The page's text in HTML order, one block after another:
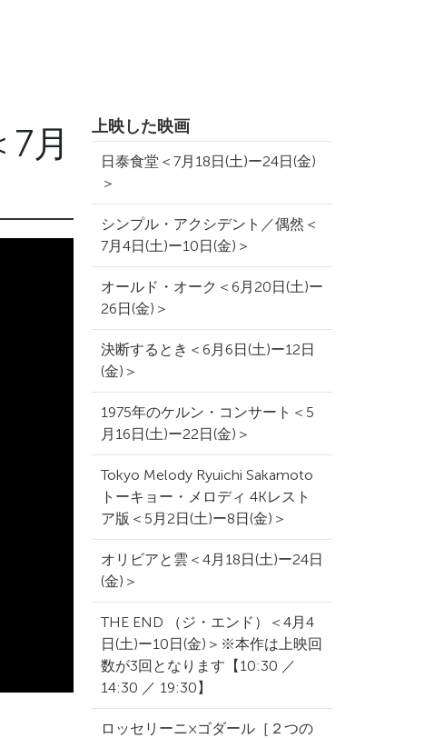
月
上映した映画
日泰食堂＜7月18日(土)ー24日(金)
＞
シンプル・アクシデント／偶然＜
7月4日(土)ー10日(金)＞
オールド・オーク＜6月20日(土)ー
26日(金)＞
決断するとき＜6月6日(土)ー12日
(金)＞
1975年のケルン・コンサート＜5
月16日(土)ー22日(金)＞
Tokyo Melody Ryuichi Sakamoto
トーキョー・メロディ 4Kレスト
ア版＜5月2日(土)ー8日(金)＞
オリビアと雲＜4月18日(土)ー24日
(金)＞
THE END （ジ・エンド）＜4月4
日(土)ー10日(金)＞※本作は上映回
数が3回となります【10:30 ／
14:30 ／ 19:30】
ロッセリーニ×ゴダール［２つの